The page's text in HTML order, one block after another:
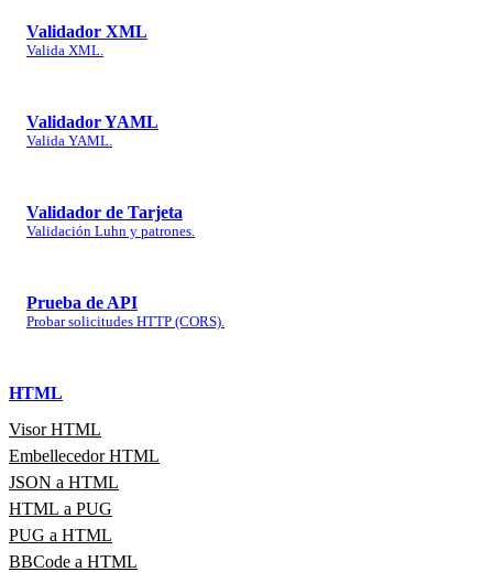
Validador XML
Valida XML.
Validador YAML
Valida YAML.
Validador de Tarjeta
Validación Luhn y patrones.
Prueba de API
Probar solicitudes HTTP (CORS).
HTML
Visor HTML
Embellecedor HTML
JSON a HTML
HTML a PUG
PUG a HTML
BBCode a HTML